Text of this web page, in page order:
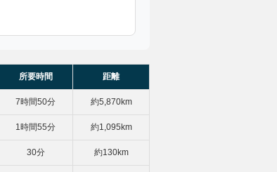
所要時間 距離
7時間50分 約5,870km
1時間55分 約1,095km
30分 約130km